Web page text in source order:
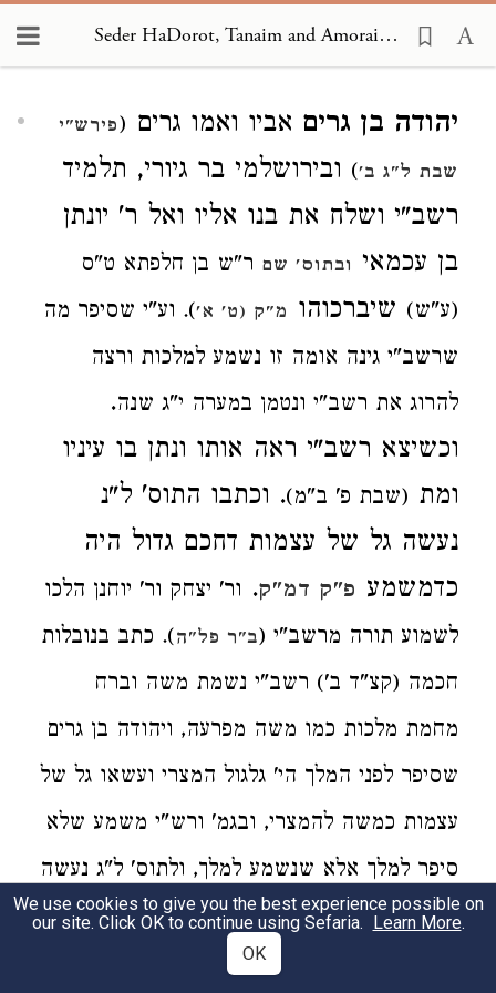
Seder HaDorot, Tanaim and Amoraim 1663
יהודה בן גרים אביו ואמו גרים (פירש"י
שבת ל"ג ב') ובירושלמי בר גיורי, תלמיד
רשב"י ושלח את בנו אליו ואל ר' יונתן
בן עכמאי ובתוס' שם ר"ש בן חלפתא ט"ס
(ע"ש) שיברכוהו מ"ק (ט' א'). וע"י שסיפר מה
שרשב"י גינה אומה זו נשמע למלכות ורצה
להרוג את רשב"י ונטמן במערה י"ג שנה.
וכשיצא רשב"י ראה אותו ונתן בו עיניו
ומת (שבת פ' ב"מ). וכתבו התוס' ל"נ
נעשה גל של עצמות דחכם גדול היה
כדמשמע פ"ק דמ"ק. ור' יצחק ור' יוחנן הלכו
לשמוע תורה מרשב"י (ב"ר פל"ה). כתב בנובלות
חכמה (קצ"ד ב') רשב"י נשמת משה וברח
מחמת מלכות כמו משה מפרעה, ויהודה בן גרים
שסיפר לפני המלך הי' גלגול המצרי ועשאו גל של
עצמות כמשה להמצרי, ובגמ' ורש"י משמע שלא
סיפר למלך אלא שנשמע למלך, ולתוס' ל"ג נעשה
גל של עצמות:
We use cookies to give you the best experience possible on
our site. Click OK to continue using Sefaria. Learn More.
OK